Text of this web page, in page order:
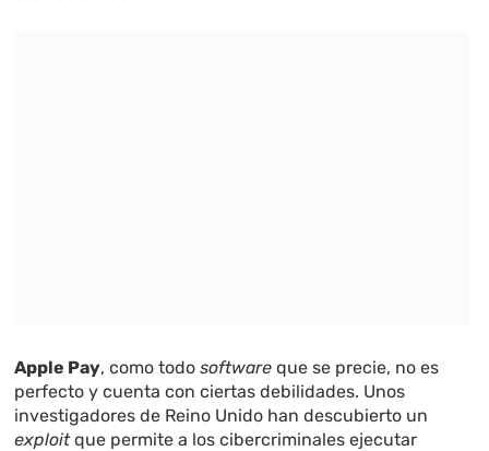
Apple Pay, como todosoftware que se precie, no es
perfecto y cuenta con ciertas debilidades. Unos
investigadores de Reino Unido han descubierto un
exploitque permite a los cibercriminales ejecutar